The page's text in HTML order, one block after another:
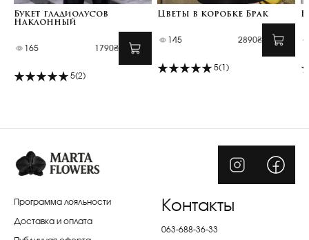
Букет гладиолусов
Наклонный
165 1790₴
5(2)
Цветы в коробке Брак
145 2890₴
5(1)
Программа лояльности
Доставка и оплата
Контакты
063-688-36-33